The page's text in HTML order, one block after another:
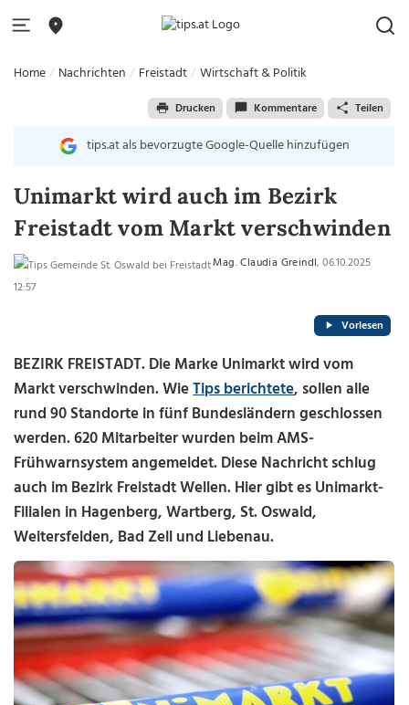
Home Nachrichten Freistadt Wirtschaft & Politik
Drucken Kommentare Teilen
tips.at als bevorzugte Google-Quelle hinzufügen
Unimarkt wird auch im Bezirk
Freistadt vom Markt verschwinden
Mag. Claudia Greindl, 06.10.2025
12:57
Vorlesen
BEZIRK FREISTADT. Die Marke Unimarkt wird vom
Markt verschwinden. WieTips berichtete, sollen alle
rund 90 Standorte in fünf Bundesländern geschlossen
werden. 620 Mitarbeiter wurden beim AMS-
Frühwarnsystem angemeldet. Diese Nachricht schlug
auch im Bezirk Freistadt Wellen. Hier gibt es Unimarkt-
Filialen in Hagenberg, Wartberg, St. Oswald,
Weitersfelden, Bad Zell und Liebenau.